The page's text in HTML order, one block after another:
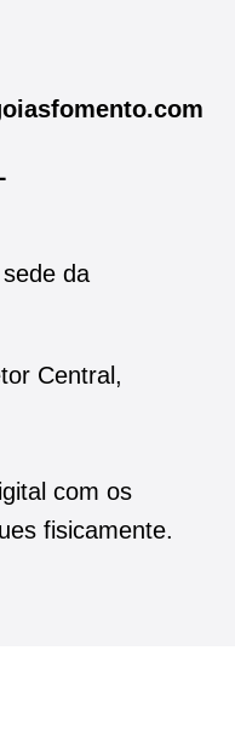
da
Central,
com os
fisicamente.